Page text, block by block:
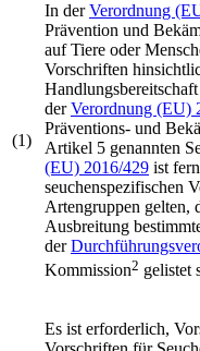
(1)
In derVerordnung
Prävention und
auf Tiere oder
Vorschriften
derVerordnung (EU)
Präventions- und
Artikel 5 genannten
(EU) 2016/429 ist
seuchenspezifischen
Artengruppen gelten,
Ausbreitung
der
Kommission2 gelistet
Es ist erforderlich,